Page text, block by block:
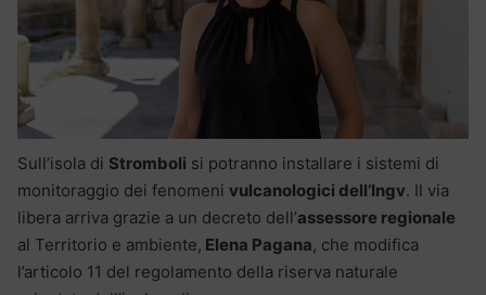
Sull’isola di Stromboli si potranno installare i sistemi di
monitoraggio dei fenomeni vulcanologici dell’Ingv. Il via
libera arriva grazie a un decreto dell’assessore regionale
al Territorio e ambiente, Elena Pagana, che modifica
l’articolo 11 del regolamento della riserva naturale